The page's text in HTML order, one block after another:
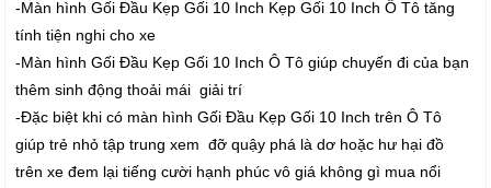
-Màn hình Gối Đầu Kẹp Gối 10 Inch Kẹp Gối 10 Inch Ô Tô tăng
tính tiện nghi cho xe
-Màn hình Gối Đầu Kẹp Gối 10 Inch Ô Tô giúp chuyến đi của bạn
thêm sinh động thoải mái giải trí
-Đặc biệt khi có màn hình Gối Đầu Kẹp Gối 10 Inch trên Ô Tô
giúp trẻ nhỏ tập trung xem đỡ quậy phá là dơ hoặc hư hại đồ
trên xe đem lại tiếng cười hạnh phúc vô giá không gì mua nổi